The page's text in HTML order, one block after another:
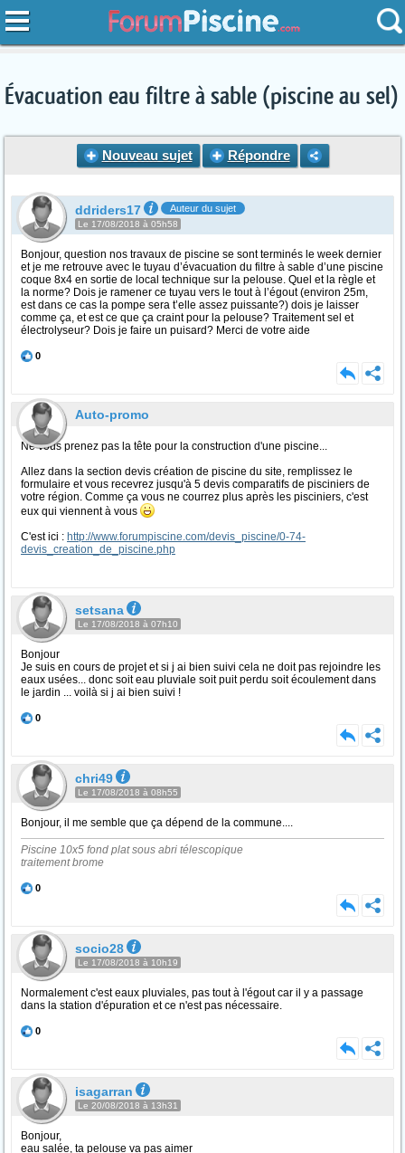
Évacuation eau filtre à sable (piscine au sel)
Nouveau sujet Répondre
ddriders17 Auteur du sujet
Le 17/08/2018 à 05h58
Bonjour, question nos travaux de piscine se sont terminés le week dernier
et je me retrouve avec le tuyau d’évacuation du filtre à sable d’une piscine
coque 8x4 en sortie de local technique sur la pelouse. Quel et la règle et
la norme? Dois je ramener ce tuyau vers le tout à l’égout (environ 25m,
est dans ce cas la pompe sera t’elle assez puissante?) dois je laisser
comme ça, et est ce que ça craint pour la pelouse? Traitement sel et
électrolyseur? Dois je faire un puisard? Merci de votre aide
0
Auto-promo
Ne vous prenez pas la tête pour la construction d'une piscine...
Allez dans la section devis création de piscine du site, remplissez le
formulaire et vous recevrez jusqu'à 5 devis comparatifs de pisciniers de
votre région. Comme ça vous ne courrez plus après les pisciniers, c'est
eux qui viennent à vous
C'est ici : http://www.forumpiscine.com/devis_piscine/0-74-
devis_creation_de_piscine.php
setsana
Le 17/08/2018 à 07h10
Bonjour
Je suis en cours de projet et si j ai bien suivi cela ne doit pas rejoindre les
eaux usées... donc soit eau pluviale soit puit perdu soit écoulement dans
le jardin ... voilà si j ai bien suivi !
0
chri49
Le 17/08/2018 à 08h55
Bonjour, il me semble que ça dépend de la commune....
Piscine 10x5 fond plat sous abri télescopique
traitement brome
0
socio28
Le 17/08/2018 à 10h19
Normalement c'est eaux pluviales, pas tout à l'égout car il y a passage
dans la station d'épuration et ce n'est pas nécessaire.
0
isagarran
Le 20/08/2018 à 13h31
Bonjour,
eau salée, ta pelouse va pas aimer